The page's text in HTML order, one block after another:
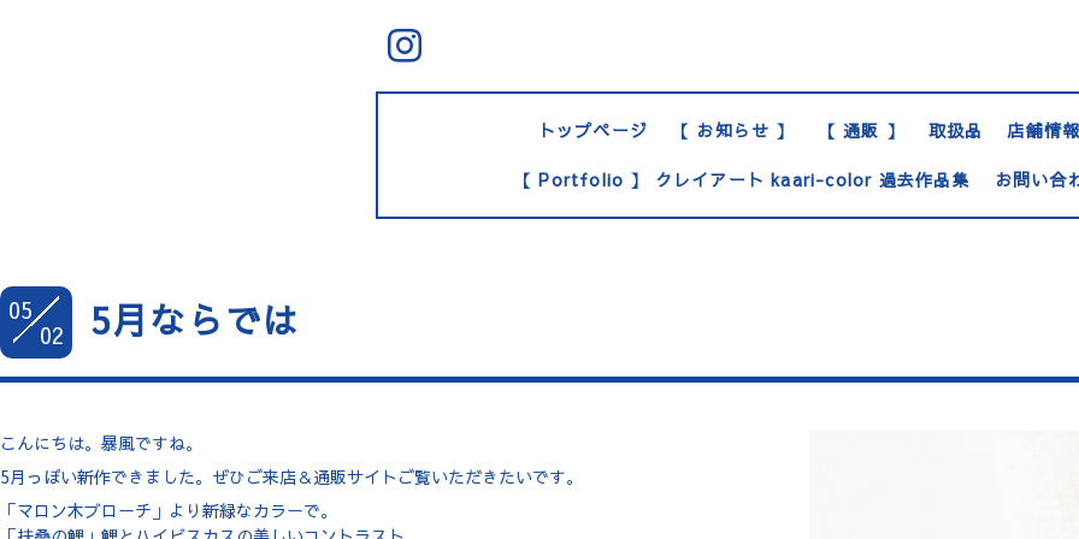
トップページ 【 お知らせ 】 【 通販 】 取扱品 店舗情
【 Portfolio 】 クレイアート kaari-color 過去作品集 お問い合
05
02
5月ならでは
こんにちは。暴風ですね。
5月っぽい新作できました。ぜひご来店＆通販サイトご覧いただきたいです。
「マロン木ブローチ」より新緑なカラーで。